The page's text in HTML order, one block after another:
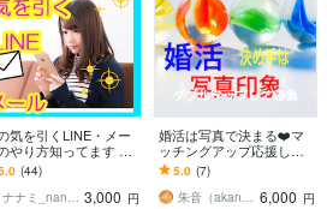
気を引くLINE・メー
やり方知ってます SN
代だからこそ上手に使
LINEやメール
(44)
ナナミ_nanami 3,000 円
婚活は写真で決まる❤️マ
ッチングアップ応援しま
す その写真身分証みたい
になってない？好印象に
アドバイス
5.0 (7)
朱音（akane） 6,000 円